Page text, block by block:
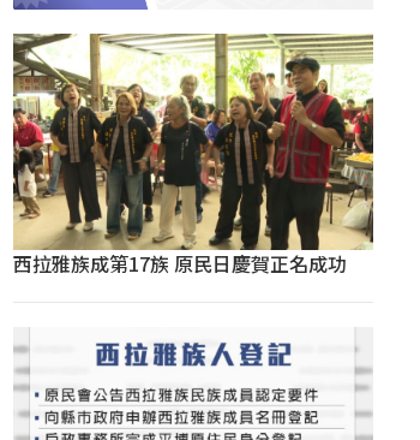
西拉雅族成第17族 原民日慶賀正名成功